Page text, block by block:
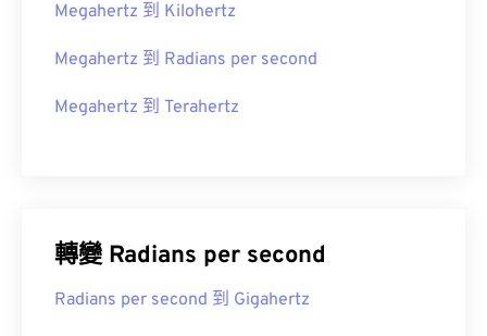
Megahertz 到 Kilohertz
Megahertz 到 Radians per second
Megahertz 到 Terahertz
轉變 Radians per second
Radians per second 到 Gigahertz